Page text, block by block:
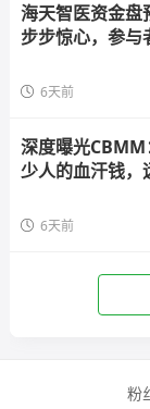
海天智医资金盘
步步惊心，参与
6天前
深度曝光
少人的血汗钱，
6天前
粉